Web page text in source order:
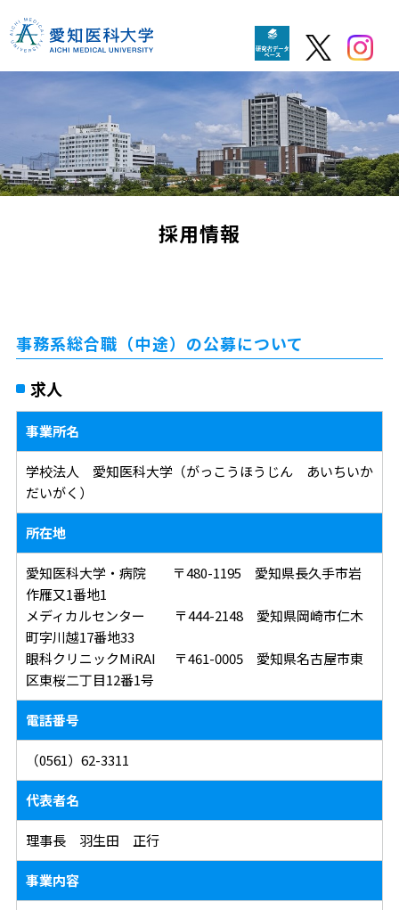
採用情報
事務系総合職（中途）の公募について
求人
事業所名
学校法人 愛知医科大学（がっこうほうじん あいちいか
だいがく）
所在地
愛知医科大学・病院 〒480-1195 愛知県長久手市岩
作雁又1番地1
メディカルセンター 〒444-2148 愛知県岡崎市仁木
町字川越17番地33
眼科クリニックMiRAI 〒461-0005 愛知県名古屋市東
区東桜二丁目12番1号
電話番号
（0561）62-3311
代表者名
理事長 羽生田 正行
事業内容